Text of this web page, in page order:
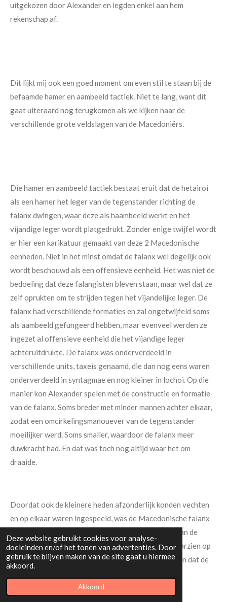
Deze website gebruikt cookies voor analyse-
doeleinden en/of het tonen van advertenties. Door
gebruik te blijven maken van de site gaat u hiermee
akkoord.
Akkoord
uitgekozen door Alexander en legden enkel aan hem
rekenschap af.
Dit lijkt mij ook een goed moment om even stil te staan bij de
befaamde hamer en aambeeld tactiek. Niet te lang, want dit
gaat uiteraard nog terugkomen als we kijken naar de
verschillende grote veldslagen van de Macedoniërs.
Die hamer en aambeeld tactiek bestaat eruit dat de hetairoi
als een hamer het leger van de tegenstander richting de
falanx dwingen, waar deze als haambeeld werkt en het
vijandige leger wordt platgedrukt. Zonder enige twijfel wordt
er hier een karikatuur gemaakt van deze 2 Macedonische
eenheden. Niet in het minst omdat de falanx wel degelijk ook
wordt beschouwd als een offensieve eenheid. Het was niet de
bedoeling dat deze falangisten bleven staan, maar wel dat ze
zelf oprukten om te strijden tegen het vijandelijke leger. De
falanx had verschillende formaties en zal ongetwijfeld soms
als aambeeld gefungeerd hebben, maar evenveel werden ze
ingezet al offensieve eenheid die het vijandige leger
achteruitdrukte. De falanx was onderverdeeld in
verschillende units, taxeis genaamd, die dan nog eens waren
onderverdeeld in syntagmae en nog kleiner in lochoi. Op die
manier kon Alexander spelen met de constructie en formatie
van de falanx. Soms breder met minder mannen achter elkaar,
zodat een omcirkelingsmanouever van de tegenstander
moeilijker werd. Soms smaller, waardoor de falanx meer
duwkracht had. En dat was toch nog altijd waar het om
draaide.
Doordat ook de kleinere heden afzonderlijk konden vechten
en op elkaar waren ingespeeld, was de Macedonische falanx
een echte barbapappa, die kon worden aangepast aan de
omstandigheden. er werden ook boodschappers voorzien op
speciale plaatsen in de formatie om ervoor te zorgen dat de